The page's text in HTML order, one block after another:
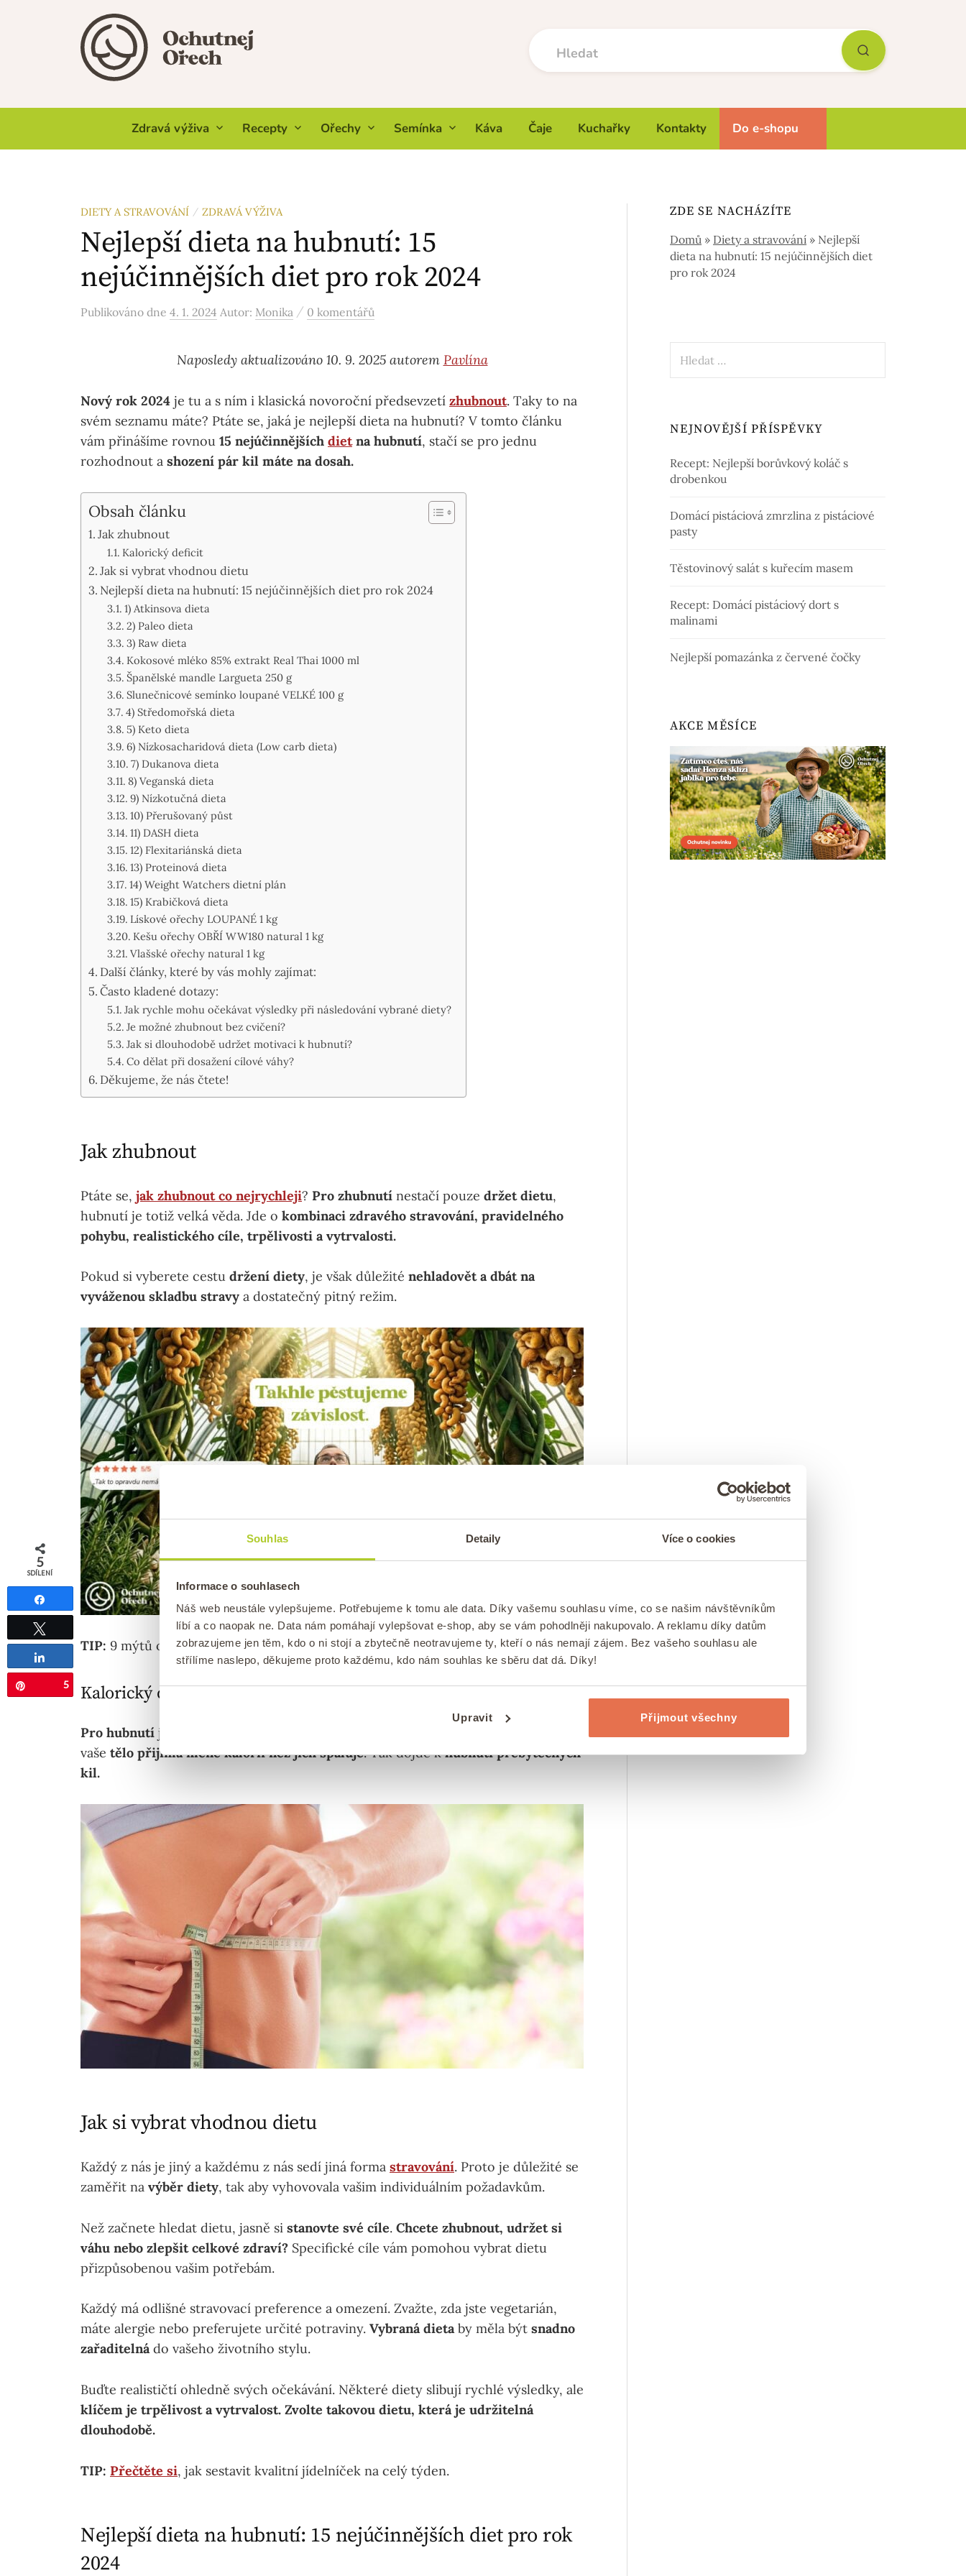
Souhlas Detaily Více o cookies
Informace o souhlasech
Náš web neustále vylepšujeme. Potřebujeme k tomu ale data. Díky vašemu souhlasu víme, co se našim návštěvníkům
líbí a co naopak ne. Data nám pomáhají vylepšovat e-shop, aby se vám pohodlněji nakupovalo. A reklamu díky datům
zobrazujeme jen těm, kdo o ni stojí a zbytečně neotravujeme ty, kteří o nás nemají zájem. Bez vašeho souhlasu ale
střílíme naslepo, děkujeme proto každému, kdo nám souhlas ke sběru dat dá. Díky!
Upravit Přijmout všechny
Zdravá výživa Recepty Ořechy Semínka Káva Čaje Kuchařky Kontakty Do e-shopu
DIETY A STRAVOVÁNÍ / ZDRAVÁ VÝŽIVA
Nejlepší dieta na hubnutí: 15
nejúčinnějších diet pro rok 2024
Publikováno dne 4. 1. 2024 Autor: Monika / 0 komentářů
Naposledy aktualizováno 10. 9. 2025 autorem Pavlína
Nový rok 2024 je tu a s ním i klasická novoroční předsevzetí zhubnout. Taky to na
svém seznamu máte? Ptáte se, jaká je nejlepší dieta na hubnutí? V tomto článku
vám přinášíme rovnou 15 nejúčinnějších dietna hubnutí, stačí se pro jednu
rozhodnout a shození pár kil máte na dosah.
Obsah článku
Jak zhubnout
Kalorický deficit
Jak si vybrat vhodnou dietu
Nejlepší dieta na hubnutí: 15 nejúčinnějších diet pro rok 2024
1) Atkinsova dieta
2) Paleo dieta
3) Raw dieta
Kokosové mléko 85% extrakt Real Thai 1000 ml
Španělské mandle Largueta 250 g
Slunečnicové semínko loupané VELKÉ 100 g
4) Středomořská dieta
5) Keto dieta
6) Nízkosacharidová dieta (Low carb dieta)
7) Dukanova dieta
8) Veganská dieta
9) Nízkotučná dieta
10) Přerušovaný půst
11) DASH dieta
12) Flexitariánská dieta
13) Proteinová dieta
14) Weight Watchers dietní plán
15) Krabičková dieta
Lískové ořechy LOUPANÉ 1 kg
Kešu ořechy OBŘÍ WW180 natural 1 kg
Vlašské ořechy natural 1 kg
Další články, které by vás mohly zajímat:
Často kladené dotazy:
Jak rychle mohu očekávat výsledky při následování vybrané diety?
Je možné zhubnout bez cvičení?
Jak si dlouhodobě udržet motivaci k hubnutí?
Co dělat při dosažení cílové váhy?
Děkujeme, že nás čtete!
Jak zhubnout
Ptáte se, jak zhubnout co nejrychleji? Pro zhubnutí nestačí pouze držet dietu,
hubnutí je totiž velká věda. Jde o kombinaci zdravého stravování, pravidelného
pohybu, realistického cíle, trpělivosti a vytrvalosti.
Pokud si vyberete cestu držení diety, je však důležité nehladovět a dbát na
vyváženou skladbu stravy a dostatečný pitný režim.
TIP: 9 mýtů o hubnutík přečtení ZDE.
Kalorický deficit
Pro hubnutí je důležitým faktorem takzvaný
vaše tělo přijímá méně kalorií než jich spaluje. Tak dojde khubnutí přebytečných
kil.
Jak si vybrat vhodnou dietu
Každý z nás je jiný a každému z nás sedí jiná forma stravování. Proto je důležité se
zaměřit na výběr diety, tak aby vyhovovala vašim individuálním požadavkům.
Než začnete hledat dietu, jasně si stanovte své cíle. Chcete zhubnout, udržet si
váhu nebo zlepšit celkové zdraví? Specifické cíle vám pomohou vybrat dietu
přizpůsobenou vašim potřebám.
Každý má odlišné stravovací preference a omezení. Zvažte, zda jste vegetarián,
máte alergie nebo preferujete určité potraviny. Vybraná dietaby měla být snadno
zařaditelnádo vašeho životního stylu.
Buďte realističtí ohledně svých očekávání. Některé diety slibují rychlé výsledky, ale
klíčem je trpělivost a vytrvalost. Zvolte takovou dietu, která je udržitelná
dlouhodobě.
TIP: Přečtěte si, jak sestavit kvalitní jídelníček na celý týden.
Nejlepší dieta na hubnutí: 15 nejúčinnějších diet pro rok
2024
ZDE SE NACHÁZÍTE
Domů » Diety a stravování » Nejlepší
dieta na hubnutí: 15 nejúčinnějších diet
pro rok 2024
NEJNOVĚJŠÍ PŘÍSPĚVKY
Recept: Nejlepší borůvkový koláč s
drobenkou
Domácí pistáciová zmrzlina z pistáciové
pasty
Těstovinový salát s kuřecím masem
Recept: Domácí pistáciový dort s
malinami
Nejlepší pomazánka z červené čočky
AKCE MĚSÍCE
5
SDÍLENÍ
Tweetnout
5